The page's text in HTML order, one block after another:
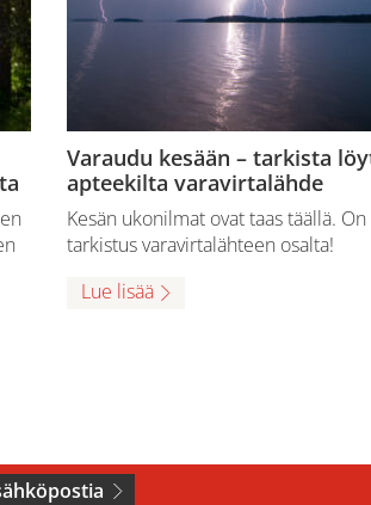
Varaudu kesään – tarkista
apteekilta varavirtalähde
Kesän ukonilmat ovat taas täällä.
tarkistus varavirtalähteen osalta!
Lue lisää